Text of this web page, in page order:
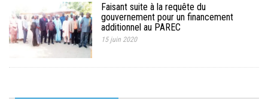
Faisant suite à la requête du
gouvernement pour un financement
additionnel au PAREC
15 juin 2020